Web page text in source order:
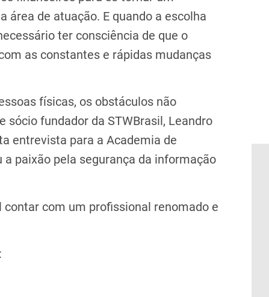
área de atuação. E quando a escolha
ter consciência de que o
as constantes e rápidas mudanças
físicas, os obstáculos não
fundador da STWBrasil, Leandro
entrevista para a Academia de
paixão pela segurança da informação
contar com um profissional renomado e